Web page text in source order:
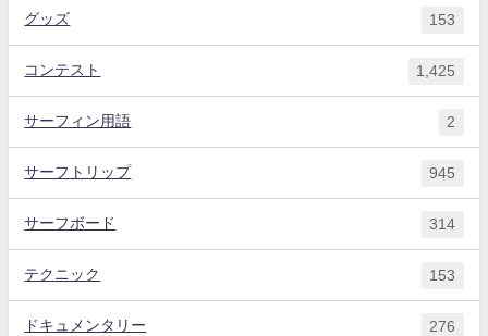
グッズ 153
コンテスト 1,425
サーフィン用語 2
サーフトリップ 945
サーフボード 314
テクニック 153
ドキュメンタリー 276